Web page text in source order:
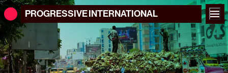
PROGRESSIVEINTERNATIONAL